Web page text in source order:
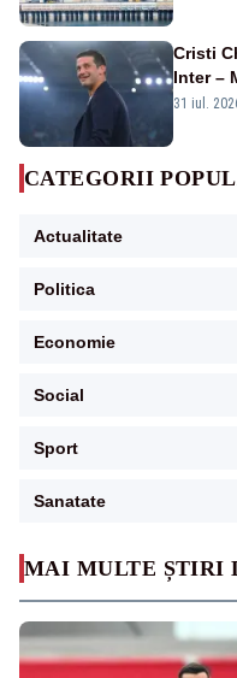
MAI MULTE ȘTIRI
Cristi
Inter –
mai
31 iul.
CATEGORII
Actualitate
Politica
Economie
Social
Sport
Sanatate